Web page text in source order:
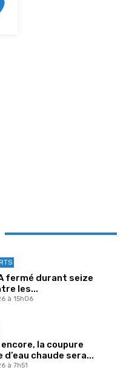
A fermé durant seize
les...
à 15h06
la coupure
d’eau chaude sera...
à 7h51